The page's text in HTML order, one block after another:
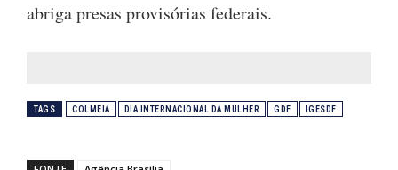
abriga presas provisórias federais.
TAGS COLMEIA DIA INTERNACIONAL DA MULHER GDF IGESDF